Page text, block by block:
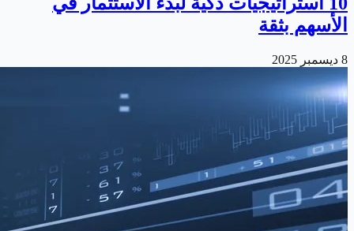
الأسهم بثقة
8 ديسمبر 2025